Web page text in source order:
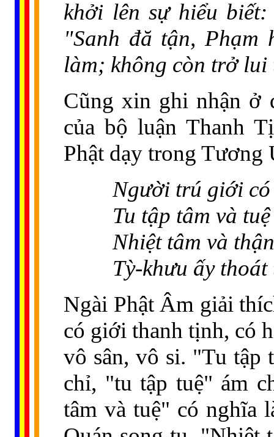
khởi lên sự hiểu
"Sanh đă tận, Phạm
làm; không còn trở
Cũng xin ghi nhận ở
của bộ luận Thanh
Phật dạy trong Tương
Người trú giới
Tu tập tâm và tuệ
Nhiệt tâm và
Tỳ-khưu ấy
Ngài Phật Âm giải
có giới thanh tịnh, có
vô sân, vô si. "Tu tập
chỉ, "tu tập tuệ" ám
tâm và tuệ" có nghĩa